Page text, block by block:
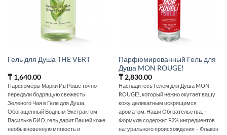
Гель для Душа THE VERT
₸1,640.00
Парфюмеры Марки Ив Роше точно
передали бодрящую свежесть
Зеленого Чая в Геле для Душа.
Обогащенный Водным Экстрактом
Василька БИО‚ гель дарит Вашей коже
необыкновенную мягкость и
Парфюмированный Гель для
Душа MON ROUGE!
₸2,830.00
Насладитесь Гелем для Душа MON
ROUGE!, который нежно окутает вашу
кожу деликатным искрящимся
ароматом. Наши Обязательства: –
Формула содержит 92% ингредиентов
натурального происхождения – Флакон